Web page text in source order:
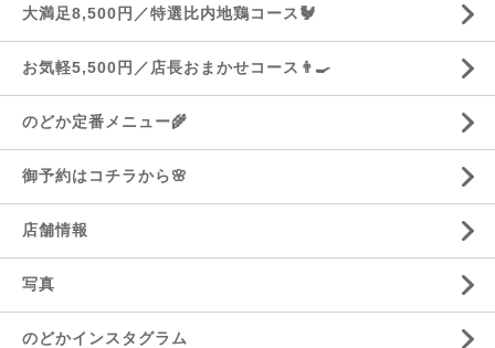
大満足8,500円／特選比内地鶏コース🐓
お気軽5,500円／店長おまかせコース👨‍🍳
のどか定番メニュー🌾
御予約はコチラから🌸
店舗情報
写真
のどかインスタグラム